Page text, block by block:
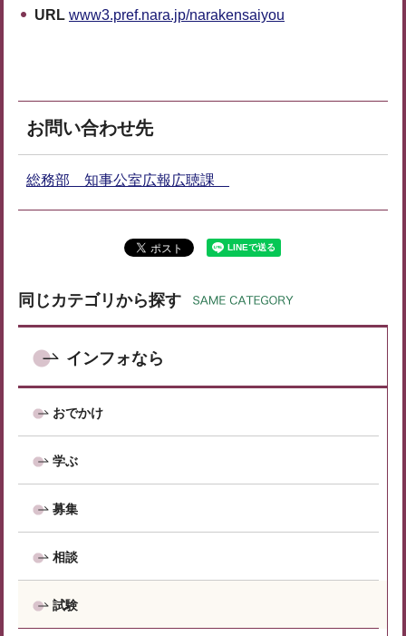
URL www3.pref.nara.jp/narakensaiyou
お問い合わせ先
総務部 知事公室広報広聴課
同じカテゴリから探す
インフォなら
おでかけ
学ぶ
募集
相談
試験